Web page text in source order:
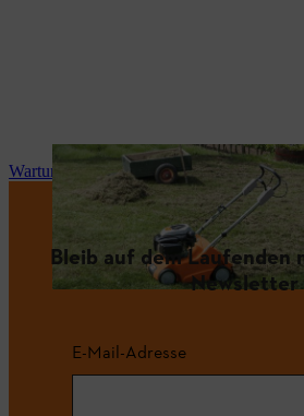
Wartung und Reparatur
Bleib auf dem Laufenden
Newsletter
E-Mail-Adresse